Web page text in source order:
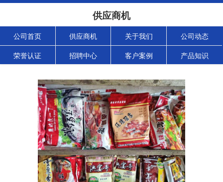
供应商机
公司首页 供应商机 关于我们 公司动态
荣誉认证 招聘中心 客户案例 产品知识